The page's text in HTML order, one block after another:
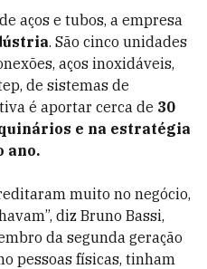
aços e tubos, a empresa
. São cinco unidades
aços inoxidáveis,
de sistemas de
é aportar cerca de 30
e na estratégia
ano.
muito no negócio,
diz Bruno Bassi,
da segunda geração
pessoas físicas, tinham